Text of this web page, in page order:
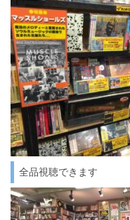
全品視聴できます